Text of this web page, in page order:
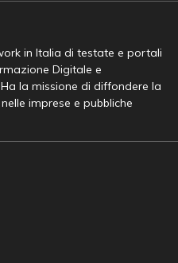
in Italia di testate e portali
Digitale e
la missione di diffondere la
imprese e pubbliche